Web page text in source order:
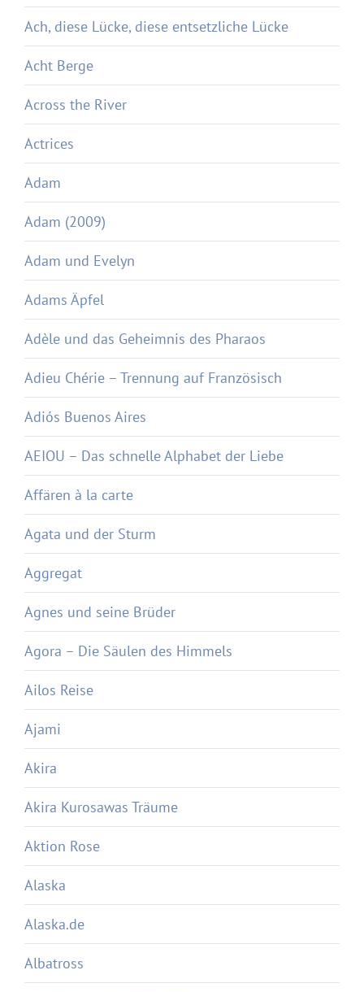
Ach, diese Lücke, diese entsetzliche Lücke
Acht Berge
Across the River
Actrices
Adam
Adam (2009)
Adam und Evelyn
Adams Äpfel
Adèle und das Geheimnis des Pharaos
Adieu Chérie – Trennung auf Französisch
Adiós Buenos Aires
AEIOU – Das schnelle Alphabet der Liebe
Affären à la carte
Agata und der Sturm
Aggregat
Agnes und seine Brüder
Agora – Die Säulen des Himmels
Ailos Reise
Ajami
Akira
Akira Kurosawas Träume
Aktion Rose
Alaska
Alaska.de
Albatross